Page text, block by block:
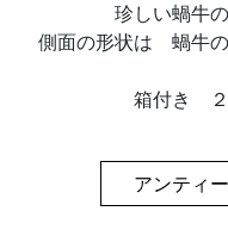
珍しい蝸牛
側面の形状は 蝸牛
箱付き ２
アンティ